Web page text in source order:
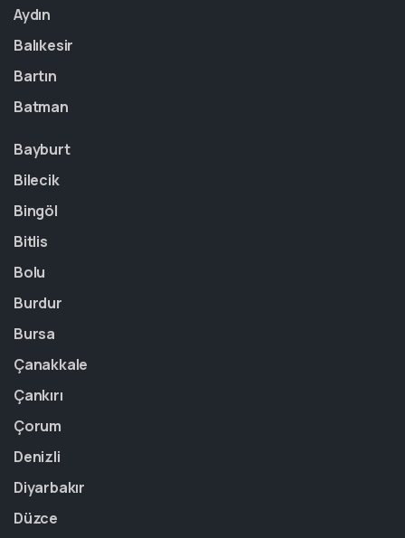
Aydın
Balıkesir
Bartın
Batman
Bayburt
Bilecik
Bingöl
Bitlis
Bolu
Burdur
Bursa
Çanakkale
Çankırı
Çorum
Denizli
Diyarbakır
Düzce